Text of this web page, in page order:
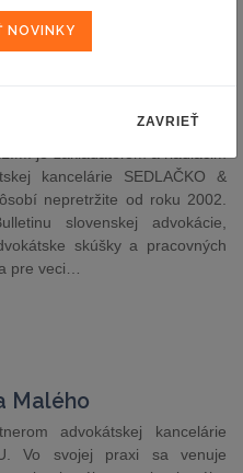
kancelárie SEDLAČKO &
nepretržite od roku 2002.
slovenskej advokácie,
skúšky a pracovných
pre veci…
Malého
advokátskej kancelárie
Vo svojej praxi sa venuje
ZAVRIEŤ